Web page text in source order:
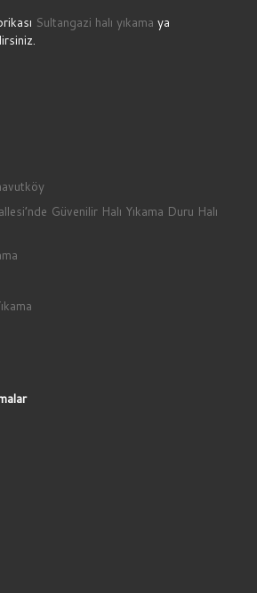
Sultangazi halı yıkama ya
Güvenilir Halı Yıkama Duru Halı